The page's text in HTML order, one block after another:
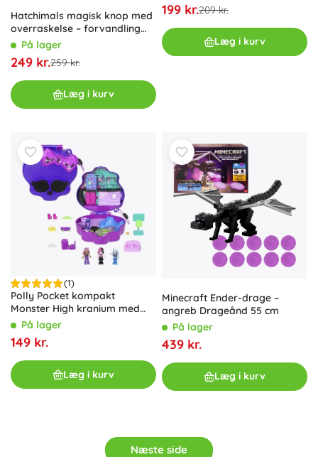
Hatchimals magisk knop med
overraskelse – forvandling
fra larve til sommerfugl
På lager
249 kr.259 kr.
Læg i kurv
199 kr.209 kr.
Læg i kurv
(1)
Polly Pocket kompakt
Monster High kranium med
skatepark og skole
På lager
149 kr.
Læg i kurv
Minecraft Ender-drage –
angreb Drageånd 55 cm
På lager
439 kr.
Læg i kurv
Næste side